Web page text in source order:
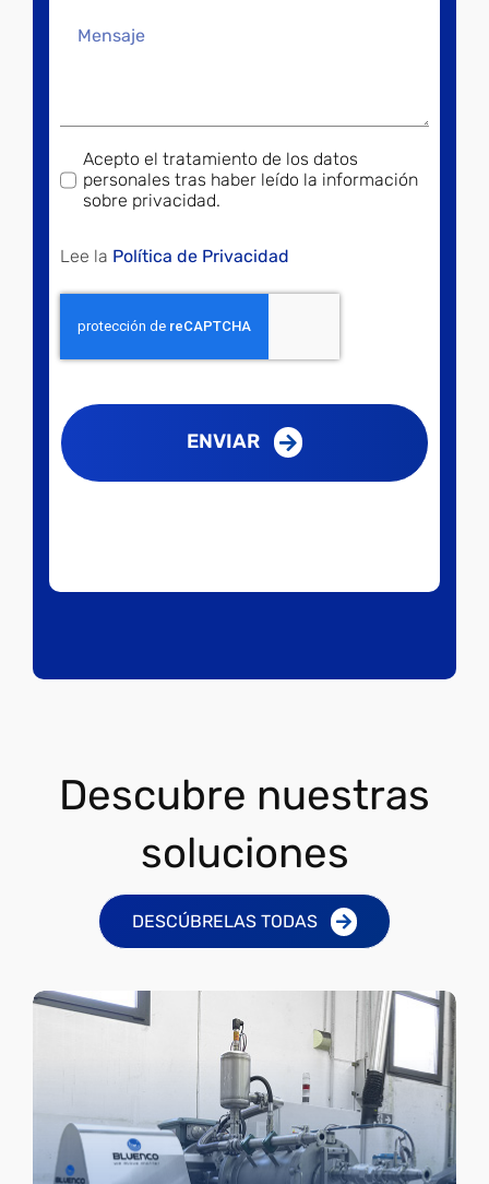
Acepto el tratamiento de los datos
personales tras haber leído la información
sobre privacidad.
Lee la Política de Privacidad
ENVIAR
Descubre nuestras
soluciones
DESCÚBRELAS TODAS